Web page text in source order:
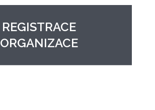
REGISTRACE
ORGANIZACE